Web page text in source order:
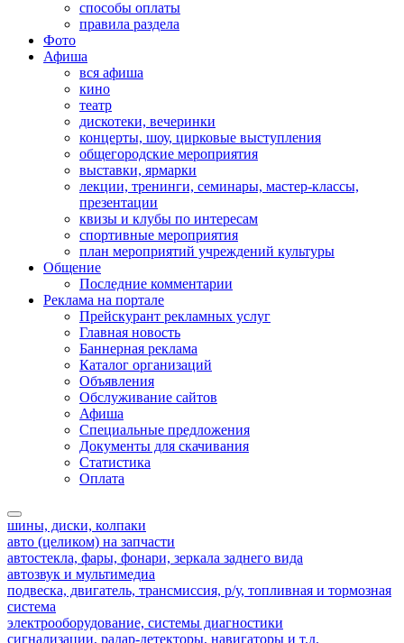
способы оплаты
правила раздела
Фото
Афиша
вся афиша
кино
театр
дискотеки, вечеринки
концерты, шоу, цирковые выступления
общегородские мероприятия
выставки, ярмарки
лекции, тренинги, семинары, мастер-классы,
презентации
квизы и клубы по интересам
спортивные мероприятия
план мероприятий учреждений культуры
Общение
Последние комментарии
Реклама на портале
Прейскурант рекламных услуг
Главная новость
Баннерная реклама
Каталог организаций
Объявления
Обслуживание сайтов
Афиша
Специальные предложения
Документы для скачивания
Статистика
Оплата
шины, диски, колпаки
авто (целиком) на запчасти
автостекла, фары, фонари, зеркала заднего вида
автозвук и мультимедиа
подвеска, двигатель, трансмиссия, р/у, топливная и тормозная
система
электрооборудование, системы диагностики
сигнализации, радар-детекторы, навигаторы и т.д.